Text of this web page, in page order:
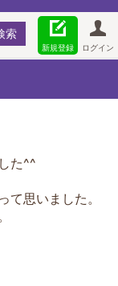
ログイン
新規登録
た^^
て思いました。